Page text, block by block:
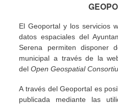
El Geoportal y los servicios
datos espaciales del
Serena permiten disponer
municipal a través de la
delOpen Geospatial
A través del Geoportal es
publicada mediante las